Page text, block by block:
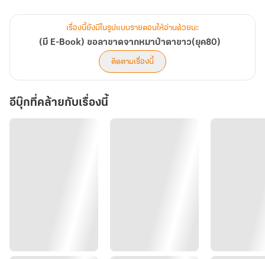
เรื่องนี้ยังมีในรูปแบบรายตอนให้อ่านด้วยนะ
(มี E-Book) ขอลาขาดจากหมาป่าตาขาว(ยุค80)
ติดตามเรื่องนี้
อีบุ๊กที่คล้ายกับเรื่องนี้